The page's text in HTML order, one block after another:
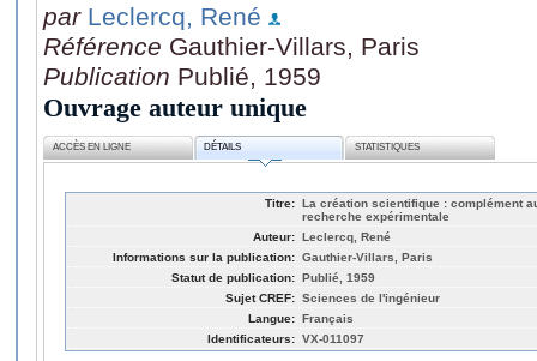
par Leclercq, René
Référence Gauthier-Villars, Paris
Publication Publié, 1959
Ouvrage auteur unique
ACCÈS EN LIGNE DÉTAILS STATISTIQUES
Titre: La création scientifique : complément
recherche expérimentale
Auteur: Leclercq, René
Informations sur la publication: Gauthier-Villars, Paris
Statut de publication: Publié, 1959
Sujet CREF: Sciences de l'ingénieur
Langue: Français
Identificateurs: VX-011097